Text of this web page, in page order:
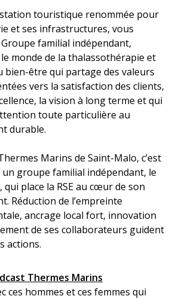
station touristique renommée pour
et ses infrastructures, vous
familial indépendant,
monde de la thalassothérapie et
bien-être qui partage des valeurs
vers la satisfaction des clients,
la vision à long terme et qui
toute particulière au
durable.
Marins de Saint-Malo, c’est
groupe familial indépendant, le
qui place la RSE au cœur de son
Réduction de l’empreinte
ancrage local fort, innovation
de ses collaborateurs guident
actions.
Thermes Marins
ces hommes et ces femmes qui